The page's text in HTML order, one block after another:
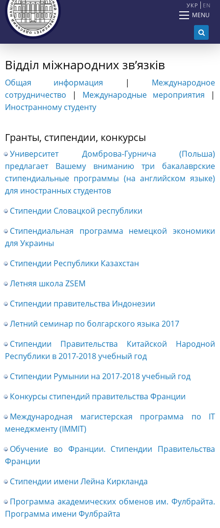
УКР EN
MENU
Відділ міжнародних зв’язків
Общая информация | Международное
сотрудничество | Международные мероприятия |
Иностранному студенту
Гранты, стипендии, конкурсы
Университет Домброва-Гурнича (Польша)
предлагает Вашему вниманию три бакалаврские
стипендиальные программы (на английском языке)
для иностранных студентов
Стипендии Словацкой республики
Стипендиальная программа немецкой экономики
для Украины
Стипендии Республики Казахстан
Летняя школа ZSEM
Стипендии правительства Индонезии
Летний семинар по болгарского языка 2017
Стипендии Правительства Китайской Народной
Республики в 2017-2018 учебный год
Стипендии Румынии на 2017-2018 учебный год
Конкурсы стипендий правительства Франции
Международная магистерская программа по IT
менеджменту (IMMIT)
Обучение во Франции. Стипендии Правительства
Франции
Стипендии имени Лейна Киркланда
Программа академических обменов им. Фулбрайта.
Программа имени Фулбрайта